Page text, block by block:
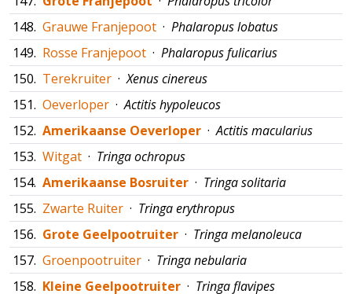
148. Grauwe Franjepoot · Phalaropus lobatus
149. Rosse Franjepoot · Phalaropus fulicarius
150. Terekruiter ·Xenus cinereus
151. Oeverloper ·Actitis hypoleucos
152. Amerikaanse Oeverloper ·Actitis macularius
153. Witgat · Tringa ochropus
154. Amerikaanse Bosruiter · Tringa solitaria
155. Zwarte Ruiter · Tringa erythropus
156. Grote Geelpootruiter · Tringa melanoleuca
157. Groenpootruiter · Tringa nebularia
158. Kleine Geelpootruiter · Tringa flavipes